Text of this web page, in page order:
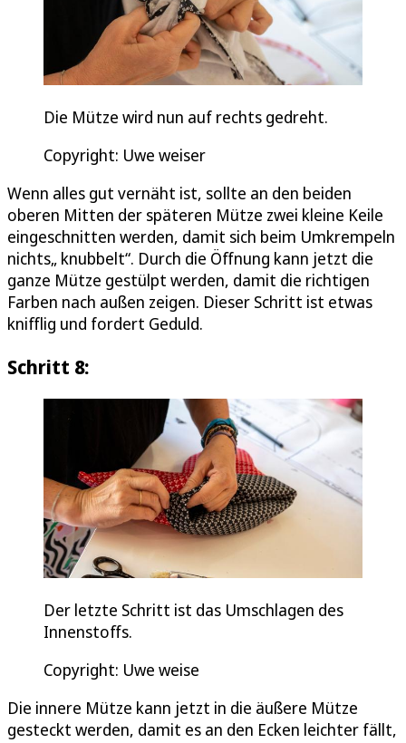
Die Mütze wird nun auf rechts gedreht.
Copyright: Uwe weiser
Wenn alles gut vernäht ist, sollte an den beiden
oberen Mitten der späteren Mütze zwei kleine Keile
eingeschnitten werden, damit sich beim Umkrempeln
nichts„ knubbelt“. Durch die Öffnung kann jetzt die
ganze Mütze gestülpt werden, damit die richtigen
Farben nach außen zeigen. Dieser Schritt ist etwas
knifflig und fordert Geduld.
Schritt 8:
Der letzte Schritt ist das Umschlagen des
Innenstoffs.
Copyright: Uwe weise
Die innere Mütze kann jetzt in die äußere Mütze
gesteckt werden, damit es an den Ecken leichter fällt,